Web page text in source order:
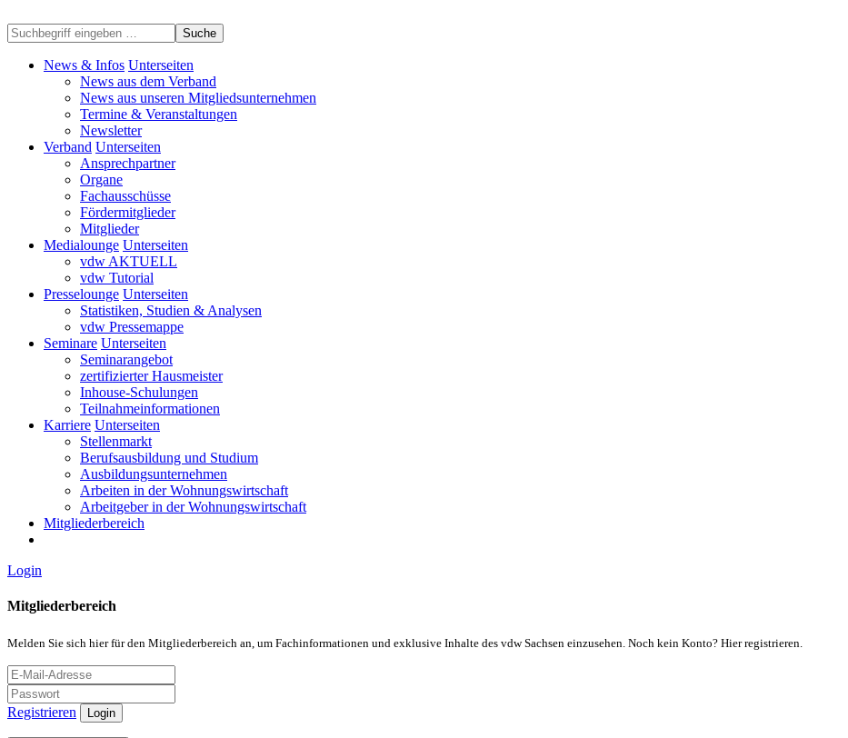
Suche
News & Infos Unterseiten
News aus dem Verband
News aus unseren Mitgliedsunternehmen
Termine & Veranstaltungen
Newsletter
Verband Unterseiten
Ansprechpartner
Organe
Fachausschüsse
Fördermitglieder
Mitglieder
Medialounge Unterseiten
vdw AKTUELL
vdw Tutorial
Presselounge Unterseiten
Statistiken, Studien & Analysen
vdw Pressemappe
Seminare Unterseiten
Seminarangebot
zertifizierter Hausmeister
Inhouse-Schulungen
Teilnahmeinformationen
Karriere Unterseiten
Stellenmarkt
Berufsausbildung und Studium
Ausbildungsunternehmen
Arbeiten in der Wohnungswirtschaft
Arbeitgeber in der Wohnungswirtschaft
Mitgliederbereich
Login
Mitgliederbereich
Melden Sie sich hier für den Mitgliederbereich an, um Fachinformationen und exklusive Inhalte des vdw Sachsen einzusehen. Noch kein Konto? Hier registrieren.
Registrieren Login